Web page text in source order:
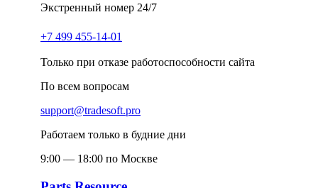
Экстренный номер 24/7
+7 499 455-14-01
Только при отказе работоспособности сайта
По всем вопросам
support@tradesoft.pro
Работаем только в будние дни
9:00 — 18:00 по Москве